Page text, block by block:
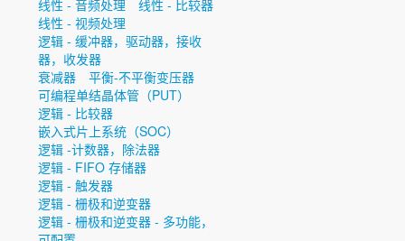
线性 - 音频处理
线性 - 比较器
线性 - 视频处理
逻辑 - 缓冲器，驱动器，接收
器，收发器
衰减器
平衡-不平衡变压器
可编程单结晶体管（PUT）
逻辑 - 比较器
嵌入式片上系统（SOC）
逻辑 -计数器，除法器
逻辑 - FIFO 存储器
逻辑 - 触发器
逻辑 - 栅极和逆变器
逻辑 - 栅极和逆变器 - 多功能，